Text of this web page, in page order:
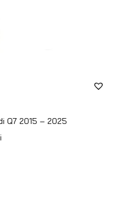
Q7 2015 – 2025